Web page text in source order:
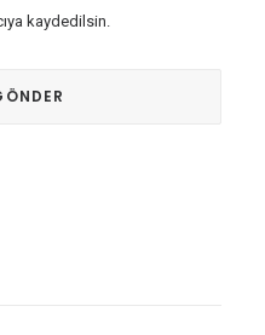
kaydedilsin.